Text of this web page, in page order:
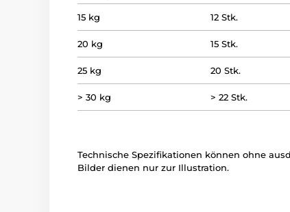
15 kg 12 Stk.
20 kg 15 Stk.
25 kg 20 Stk.
> 30 kg > 22 Stk.
Technische Spezifikationen können ohne
Bilder dienen nur zur Illustration.